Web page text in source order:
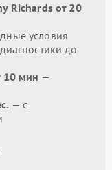
Richards от 20
условия
до
10 мин —
— с